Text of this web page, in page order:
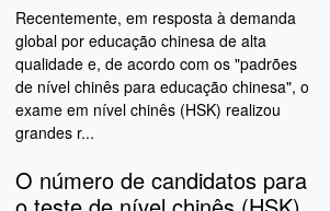
Recentemente, em resposta à demanda
global por educação chinesa de alta
qualidade e, de acordo com os "padrões
de nível chinês para educação chinesa", o
exame em nível chinês (HSK) realizou
grandes r...
O número de candidatos para